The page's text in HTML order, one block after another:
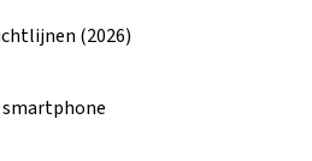
(2026)